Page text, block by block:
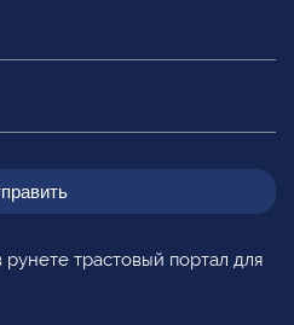
трастовый портал для